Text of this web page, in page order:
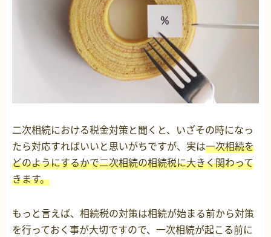
二次相続における税金対策と聞くと、いざその時になっ
たら対応すればいいと思いがちですが、実は一次相続を
どのようにするかで二次相続の相続税に大きく関わって
きます。
もっと言えば、相続税の対策は相続が始まる前から対策
を行っておく事が大切ですので、一次相続が起こる前に